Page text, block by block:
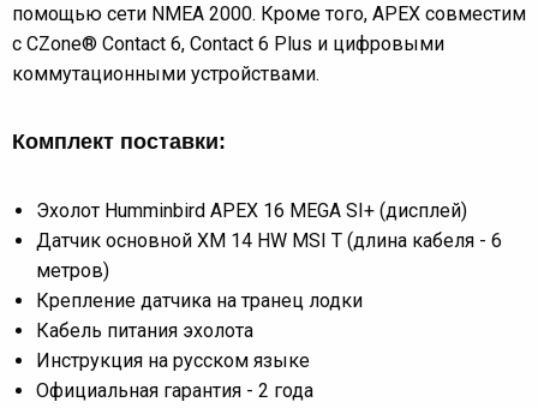
помощью сети NMEA 2000. Кроме того, APEX совместим
с CZone® Contact 6, Contact 6 Plus и цифровыми
коммутационными устройствами.
Комплект поставки:
Эхолот Humminbird APEX 16 MEGA SI+ (дисплей)
Датчик основной XM 14 HW MSI T (длина кабеля - 6
метров)
Крепление датчика на транец лодки
Кабель питания эхолота
Инструкция на русском языке
Официальная гарантия - 2 года